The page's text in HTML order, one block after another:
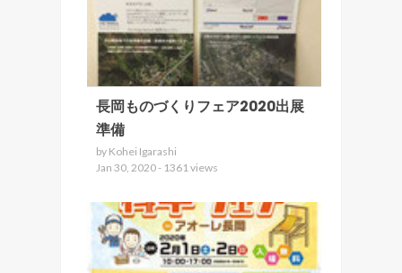
長岡ものづくりフェア2020出展
準備
by Kohei Igarashi
Jan 30, 2020 - 1361 views